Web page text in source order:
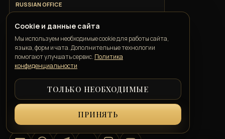
RUSSIAN OFFICE
+7 918 685 9883
ITALIAN OFFICE
+39 351 352 1163
GEORGIAN OFFICE
+995 550 00 57 50
info@belkatravelconcierge.com
Cookie и данные сайта
Мы используем необходимые cookie для работы сайта,
языка, форм и чата. Дополнительные технологии
помогают улучшать сервис. Политика
конфиденциальности
ТОЛЬКО НЕОБХОДИМЫЕ
ПРИНЯТЬ